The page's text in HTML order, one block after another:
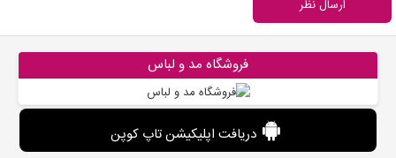
فروشگاه مد و لباس
دریافت اپلیکیشن تاپ کوپن
ارسال نظر